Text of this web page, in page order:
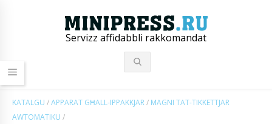
Servizz affidabbli rakkomandat
KATALGU /APPARAT GĦALL-IPPAKKJAR/ MAGNI TAT-TIKKETTJAR
AWTOMATIKU /